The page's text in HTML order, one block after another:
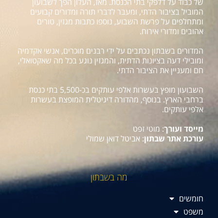
המוביל בציבור הדתי, ומעבר לדברי תורה ומדורים קבועים
ומתחלפים על פרשת השבוע, נוספו כתבות מגזין, טורים
אהובים ומדורי אירוח.
המדורים בשבתון נכתבים על ידי רבנים מוכרים, אנשי אקדמיה
ומובילי דעה בציונות הדתית, והמגזין נוגע בכל מה שאקטואלי,
חם ומעניין את הציבור הדתי.
השבועון מופץ בעשרות אלפי עותקים בכ-5,500 בתי כנסת
ברחבי הארץ. בנוסף, מהדורה דיגיטלית המופצת בעשרות
אלפי עותקים.
מייסד ועורך: מוטי זפט
עורכת אתר שבתון: אביטל דואן שמולי
מה בשבתון
חומשים
משפט